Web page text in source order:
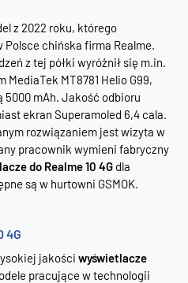
z 2022 roku, którego
chińska firma Realme.
z tej półki wyróżnił się m.in.
MT8781 Helio G99,
5000 mAh. Jakość odbioru
ekran Superamoled 6,4 cala.
rozwiązaniem jest wizyta w
pracownik wymieni fabryczny
do Realme 10 4G dla
są w hurtowni GSMOK.
4G
jakości wyświetlacze
pracujące w technologii